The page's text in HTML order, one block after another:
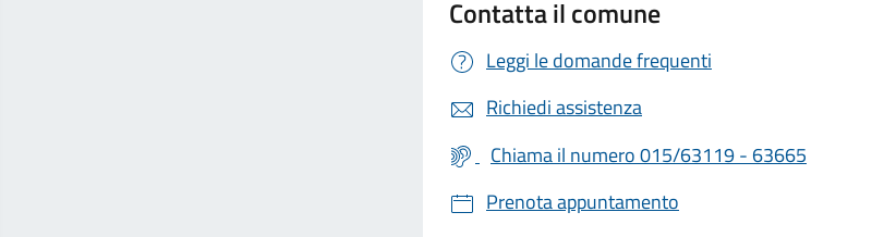
Contatta il comune
Leggi le domande frequenti
Richiedi assistenza
Chiama il numero 015/63119 - 63665
Prenota appuntamento